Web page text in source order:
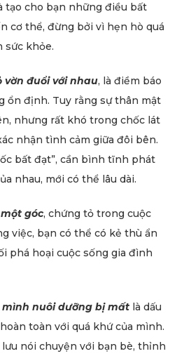
tạo cho bạn những điều bất
cơ thể, đừng bởi vì hẹn hò quá
sức khỏe.
vờn đuổi với nhau, là điềm báo
ổn định. Tuy rằng sự thân mật
nhưng rất khó trong chốc lát
nhận tình cảm giữa đôi bên.
bất đạt”, cần bình tĩnh phát
nhau, mới có thể lâu dài.
góc, chứng tỏ trong cuộc
việc, bạn có thể có kẻ thù ẩn
phá hoại cuộc sống gia đình
mình nuôi dưỡng bị mất là dấu
toàn với quá khứ của mình.
nói chuyện với bạn bè, thỉnh